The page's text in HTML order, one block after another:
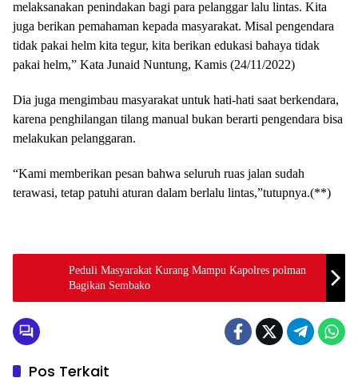
melaksanakan penindakan bagi para pelanggar lalu lintas. Kita
juga berikan pemahaman kepada masyarakat. Misal pengendara
tidak pakai helm kita tegur, kita berikan edukasi bahaya tidak
pakai helm,” Kata Junaid Nuntung, Kamis (24/11/2022)
Dia juga mengimbau masyarakat untuk hati-hati saat berkendara,
karena penghilangan tilang manual bukan berarti pengendara bisa
melakukan pelanggaran.
“Kami memberikan pesan bahwa seluruh ruas jalan sudah
terawasi, tetap patuhi aturan dalam berlalu lintas,”tutupnya.(**)
Peduli Masyarakat Kurang Mampu Kapolres polman
Bagikan Sembako
Pos Terkait
Uncategorized